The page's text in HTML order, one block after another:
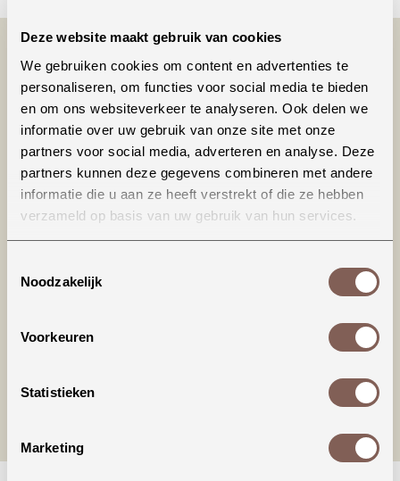
Deze website maakt gebruik van cookies
We gebruiken cookies om content en advertenties te
personaliseren, om functies voor social media te bieden
en om ons websiteverkeer te analyseren. Ook delen we
informatie over uw gebruik van onze site met onze
partners voor social media, adverteren en analyse. Deze
partners kunnen deze gegevens combineren met andere
informatie die u aan ze heeft verstrekt of die ze hebben
verzameld op basis van uw gebruik van hun services.
Noodzakelijk
Voorkeuren
Statistieken
Marketing
Productinformatie
Dit T-shirt valt iets ruimer (richting loose fit),
dat is ook de bedoeling van het model. De hals
sluit wat hoger en het shirt wordt geleverd met
weer 'terug' gerold worden (zitten dus niet vast
Materiaal: 100% katoen